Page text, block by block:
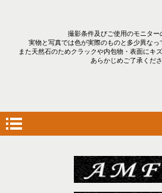
撮影条件及びご使用のモニター
実物と写真では色が実際のものと多少異なっ
また天然石のためクラックや内包物・表面にキ
あらかじめご了承くださ